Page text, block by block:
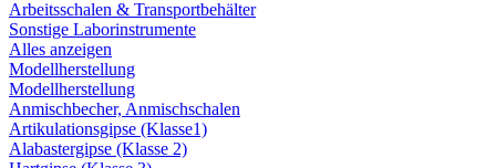
Arbeitsschalen & Transportbehälter
Sonstige Laborinstrumente
Alles anzeigen
Modellherstellung
Modellherstellung
Anmischbecher, Anmischschalen
Artikulationsgipse (Klasse1)
Alabastergipse (Klasse 2)